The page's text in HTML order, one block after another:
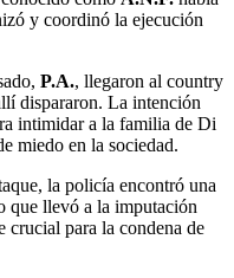
y coordinó la ejecución
P.A., llegaron al country
dispararon. La intención
intimidar a la familia de Di
miedo en la sociedad.
la policía encontró una
que llevó a la imputación
crucial para la condena de